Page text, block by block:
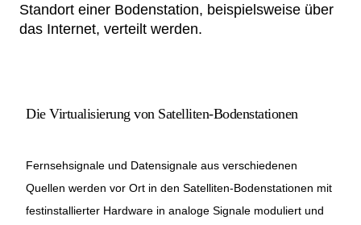
Standort einer Bodenstation, beispielsweise über
das Internet, verteilt werden.
Die Virtualisierung von Satelliten-Bodenstationen
Fernsehsignale und Datensignale aus verschiedenen
Quellen werden vor Ort in den Satelliten-Bodenstationen mit
festinstallierter Hardware in analoge Signale moduliert und